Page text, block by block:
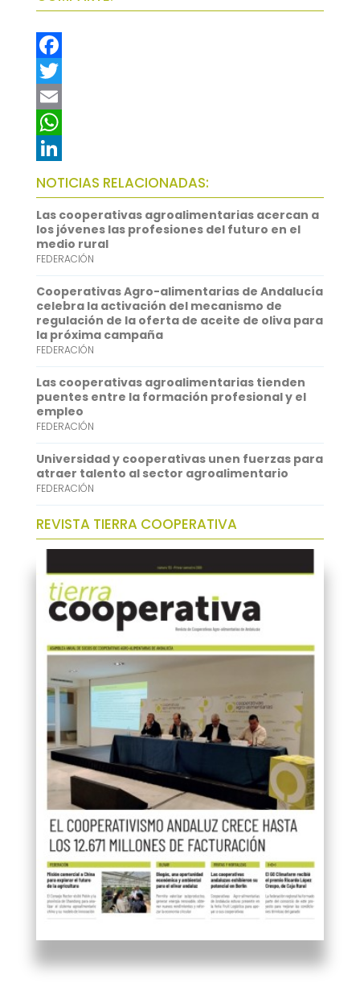
F
a
c
e
b
o
o
k
T
w
t
t
e
r
E
m
a
i
l
W
h
a
t
s
A
p
p
L
i
n
k
e
d
I
n
NOTICIAS RELACIONADAS:
Las cooperativas agroalimentarias acercan a
los jóvenes las profesiones del futuro en el
medio rural
FEDERACIÓN
Cooperativas Agro-alimentarias de Andalucía
celebra la activación del mecanismo de
regulación de la oferta de aceite de oliva para
la próxima campaña
FEDERACIÓN
Las cooperativas agroalimentarias tienden
puentes entre la formación profesional y el
empleo
FEDERACIÓN
Universidad y cooperativas unen fuerzas para
atraer talento al sector agroalimentario
FEDERACIÓN
REVISTA TIERRA COOPERATIVA